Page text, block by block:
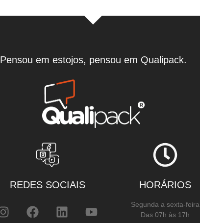
Pensou em estojos, pensou em Qualipack.
REDES SOCIAIS HORÁRIOS
Segunda a sexta-feira
Das 07h às 17h